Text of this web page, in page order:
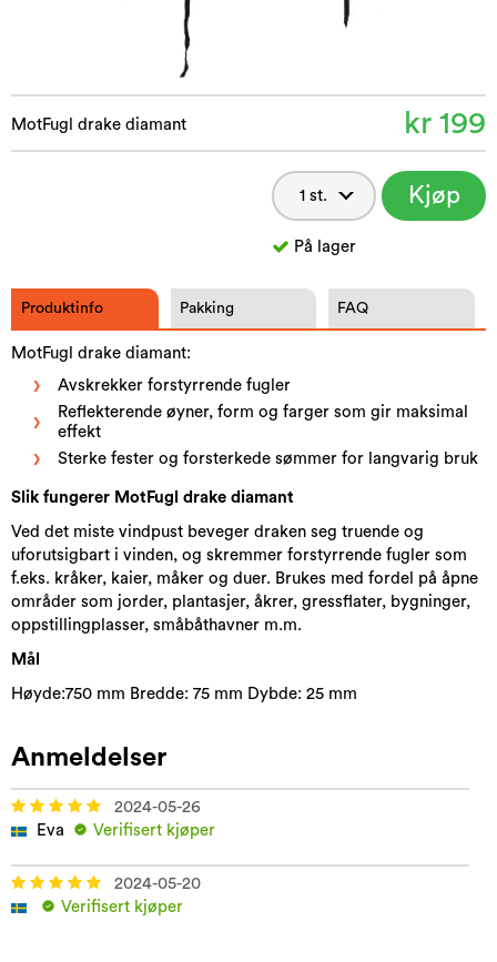
MotFugl drake diamant kr 199
Kjøp
På lager
Produktinfo Pakking FAQ
MotFugl drake diamant:
Avskrekker forstyrrende fugler
Reflekterende øyner, form og farger som gir maksimal
effekt
Sterke fester og forsterkede sømmer for langvarig bruk
Slik fungerer MotFugl drake diamant
Ved det miste vindpust beveger draken seg truende og
uforutsigbart i vinden, og skremmer forstyrrende fugler som
f.eks. kråker, kaier, måker og duer. Brukes med fordel på åpne
områder som jorder, plantasjer, åkrer, gressflater, bygninger,
oppstillingplasser, småbåthavner m.m.
Mål
Høyde:750 mm Bredde: 75 mm Dybde: 25 mm
Anmeldelser
2024-05-26
Eva
Verifisert kjøper
2024-05-20
Verifisert kjøper